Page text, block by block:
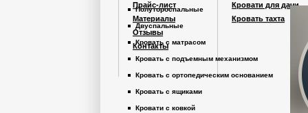
Шкафы из дерева
Комоды
Полутороспальные
Двуспальные
Кровать с матрасом
Кровать с подъемным механизмом
Кровать с ортопедическим основанием
Кровать с ящиками
Кровати с ковкой
Прайс-лист
Материалы
Отзывы
Контакты
Кровати для дачи
Кровать тахта